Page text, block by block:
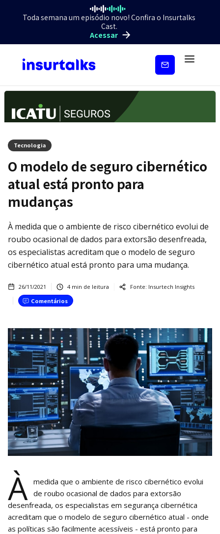
Toda semana um episódio novo! Confira o Insurtalks
Cast.
Acessar
Inscreva-
Tecnologia
O modelo de seguro cibernético
atual está pronto para
mudanças
À medida que o ambiente de risco cibernético evolui de
roubo ocasional de dados para extorsão desenfreada,
os especialistas acreditam que o modelo de seguro
cibernético atual está pronto para uma mudança.
26/11/2021 4min de leitura Fonte: Insurtech Insights
Comentários
À medida que o ambiente de risco cibernético evolui
de roubo ocasional de dados para extorsão
desenfreada, os especialistas em segurança cibernética
acreditam que o modelo de seguro cibernético atual - onde
as políticas são facilmente acessíveis - está pronto para